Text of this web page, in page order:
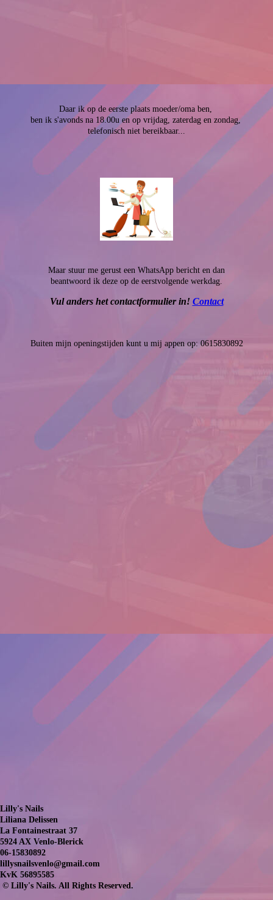
Daar ik op de eerste plaats moeder/oma ben,
ben ik s'avonds na 18.00u en op vrijdag, zaterdag en zondag,
telefonisch niet bereikbaar...
Maar stuur me gerust een WhatsApp bericht en dan
beantwoord ik deze op de eerstvolgende werkdag.
Vul anders het contactformulier in! Contact
Buiten mijn openingstijden kunt u mij appen op: 0615830892
Lilly's Nails
Liliana Delissen
La Fontainestraat 37
5924 AX Venlo-Blerick
06-15830892
lillysnailsvenlo@gmail.com
KvK 56895585
© Lilly's Nails. All Rights Reserved.